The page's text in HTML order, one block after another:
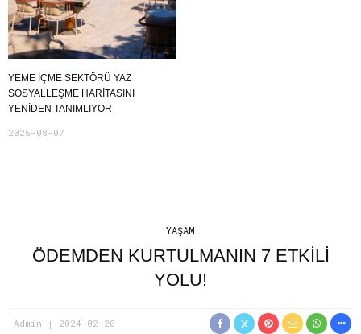
YEME İÇME SEKTÖRÜ YAZ
SOSYALLEŞME HARITASINI
YENIDEN TANIMLIYOR
2026-08-07
YAŞAM
ÖDEMDEN KURTULMANIN 7 ETKİLİ
YOLU!
Admin 2024-02-20